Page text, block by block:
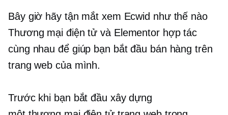
Bây giờ hãy tận mắt xem Ecwid như thế nào
Thương mại điện tử và Elementor hợp tác
cùng nhau để giúp bạn bắt đầu bán hàng trên
trang web của mình.
Trước khi bạn bắt đầu xây dựng